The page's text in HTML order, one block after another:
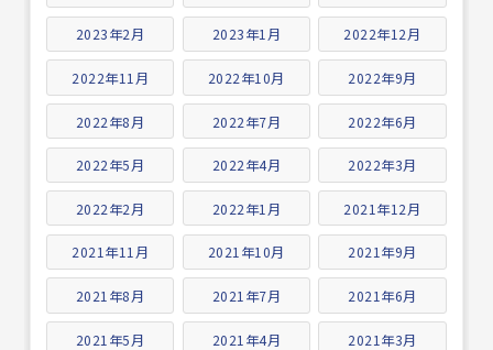
2023年2月 2023年1月 2022年12月
2022年11月 2022年10月 2022年9月
2022年8月 2022年7月 2022年6月
2022年5月 2022年4月 2022年3月
2022年2月 2022年1月 2021年12月
2021年11月 2021年10月 2021年9月
2021年8月 2021年7月 2021年6月
2021年5月 2021年4月 2021年3月